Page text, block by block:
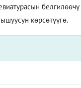
көрсөтүүгө.